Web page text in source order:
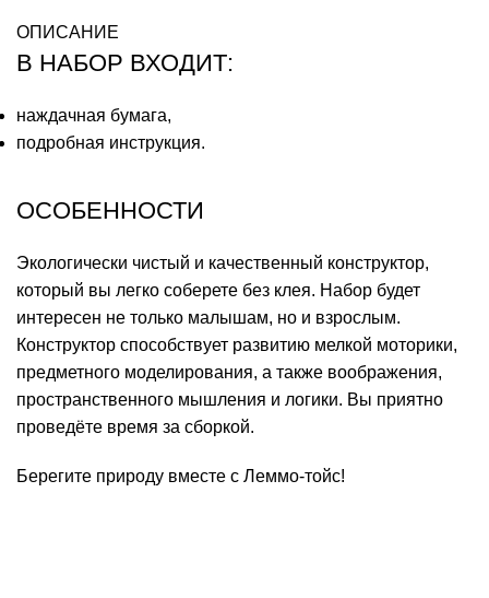
ОПИСАНИЕ
В НАБОР ВХОДИТ:
наждачная бумага,
подробная инструкция.
ОСОБЕННОСТИ
Экологически чистый и качественный конструктор,
который вы легко соберете без клея. Набор будет
интересен не только малышам, но и взрослым.
Конструктор способствует развитию мелкой моторики,
предметного моделирования, а также воображения,
пространственного мышления и логики. Вы приятно
проведёте время за сборкой.
Берегите природу вместе с Леммо-тойс!